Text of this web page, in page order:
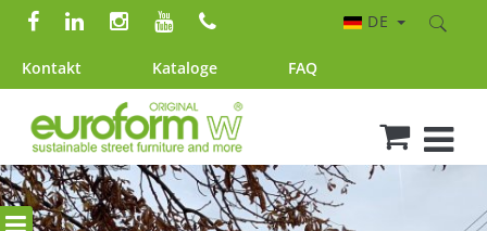
Kontakt Kataloge FAQ
DE